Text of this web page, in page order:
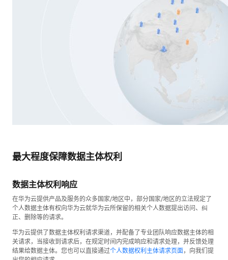
最大程度保障数据主体权利
数据主体权利响应
在华为云提供产品及服务的众多国家/地区中，部分国家/地区的立法规定了
个人数据主体有权向华为云就华为云所保留的相关个人数据提出访问、纠
正、删除等的请求。
华为云提供了数据主体权利请求渠道，并配备了专业团队响应数据主体的相
关请求，当接收到请求后，在规定时间内完成响应和请求处理，并反馈处理
结果给数据主体。您也可以直接通过个人数据权利主体请求页面，向我们提